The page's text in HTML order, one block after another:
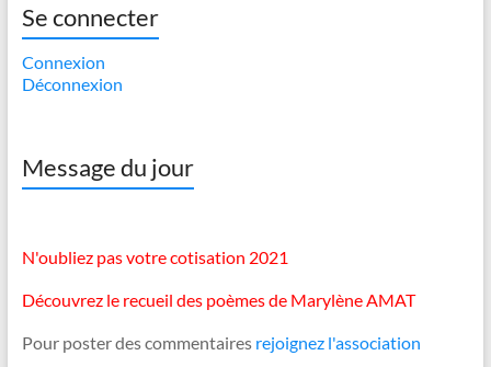
Se connecter
Connexion
Déconnexion
Message du jour
N'oubliez pas votre cotisation 2021
Découvrez le recueil des poèmes de Marylène AMAT
Pour poster des commentaires rejoignez l'association